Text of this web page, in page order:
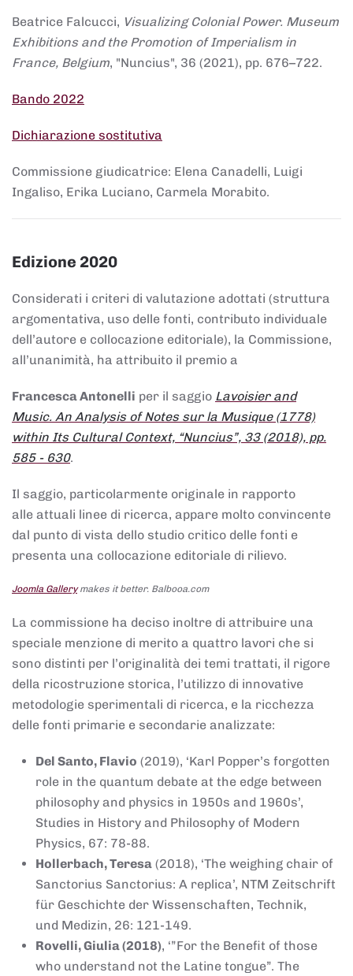
Beatrice Falcucci, Visualizing Colonial Power. Museum
Exhibitions and the Promotion of Imperialism in
France, Belgium, "Nuncius", 36 (2021), pp. 676–722.
Bando 2022
Dichiarazione sostitutiva
Commissione giudicatrice: Elena Canadelli, Luigi
Ingaliso, Erika Luciano, Carmela Morabito.
Edizione 2020
Considerati i criteri di valutazione adottati (struttura
argomentativa, uso delle fonti, contributo individuale
dell’autore e collocazione editoriale), la Commissione,
all’unanimità, ha attribuito il premio a
Francesca Antonelli per il saggio Lavoisier and
Music. An Analysis of Notes sur la Musique (1778)
within Its Cultural Context, “Nuncius”, 33 (2018), pp.
585 - 630.
Il saggio, particolarmente originale in rapporto
alle attuali linee di ricerca, appare molto convincente
dal punto di vista dello studio critico delle fonti e
presenta una collocazione editoriale di rilievo.
Joomla Gallerymakes it better. Balbooa.com
La commissione ha deciso inoltre di attribuire una
speciale menzione di merito a quattro lavori che si
sono distinti per l’originalità dei temi trattati, il rigore
della ricostruzione storica, l’utilizzo di innovative
metodologie sperimentali di ricerca, e la ricchezza
delle fonti primarie e secondarie analizzate:
Del Santo, Flavio (2019), ‘Karl Popper’s forgotten
role in the quantum debate at the edge between
philosophy and physics in 1950s and 1960s’,
Studies in History and Philosophy of Modern
Physics, 67: 78-88.
Hollerbach, Teresa (2018), ‘The weighing chair of
Sanctorius Sanctorius: A replica’, NTM Zeitschrift
für Geschichte der Wissenschaften, Technik,
und Medizin, 26: 121-149.
Rovelli, Giulia (2018), ‘”For the Benefit of those
who understand not the Latine tongue”. The